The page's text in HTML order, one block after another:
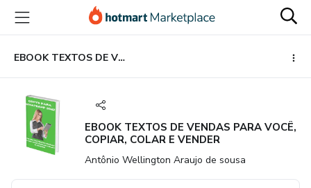
para
conteúdo
principal
para
pagamento
para
rodapé
EBOOK TEXTOS DE VENDAS PARA VOCÊ, COPIAR, COLAR E VENDER
EBOOK TEXTOS DE VENDAS PARA VOCÊ,
COPIAR, COLAR E VENDER
Antônio Wellington Araujo de sousa